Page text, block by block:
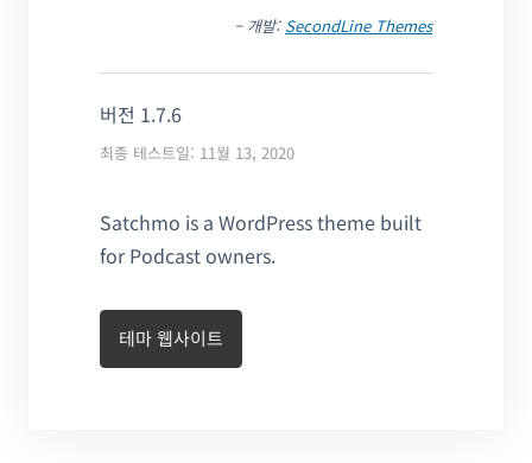
– 개발: SecondLine Themes
버전 1.7.6
최종 테스트일: 11월 13, 2020
Satchmo is a WordPress theme built
for Podcast owners.
테마 웹사이트